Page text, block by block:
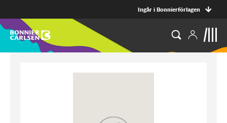
Ingår i Bonnierförlagen